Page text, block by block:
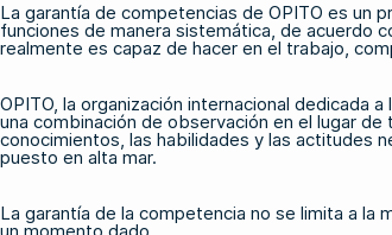
La garantía de competencias de OPITO es un
funciones de manera sistemática, de acuerdo
realmente es capaz de hacer en el trabajo,
OPITO, la organización internacional dedicada
una combinación de observación en el lugar
conocimientos, las habilidades y las actitudes
puesto en alta mar.
La garantía de la competencia no se limita a la